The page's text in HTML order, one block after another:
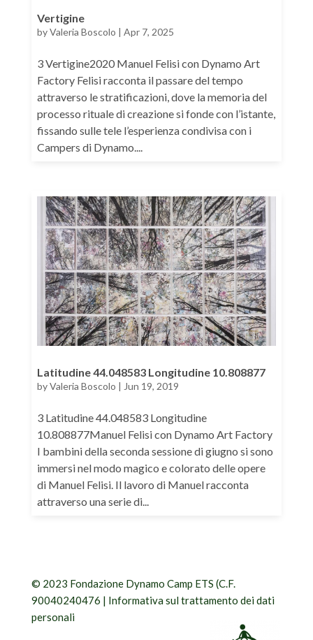
Vertigine
byValeria Boscolo Apr 7, 2025
3 Vertigine2020 Manuel Felisi con Dynamo Art
Factory Felisi racconta il passare del tempo
attraverso le stratificazioni, dove la memoria del
processo rituale di creazione si fonde con l’istante,
fissando sulle tele l’esperienza condivisa con i
Campers di Dynamo....
Latitudine 44.048583 Longitudine 10.808877
byValeria Boscolo Jun 19, 2019
3 Latitudine 44.048583 Longitudine
10.808877Manuel Felisi con Dynamo Art Factory
I bambini della seconda sessione di giugno si sono
immersi nel modo magico e colorato delle opere
di Manuel Felisi. Il lavoro di Manuel racconta
attraverso una serie di...
© 2023 Fondazione Dynamo Camp ETS (C.F.
90040240476 | Informativa sul trattamento dei dati
personali